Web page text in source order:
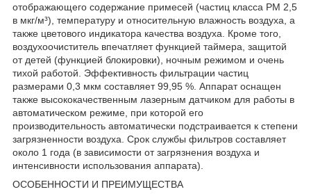
отображающего содержание примесей (частиц класса PM 2,5
в мкг/м³), температуру и относительную влажность воздуха, а
также цветового индикатора качества воздуха. Кроме того,
воздухоочиститель впечатляет функцией таймера, защитой
от детей (функцией блокировки), ночным режимом и очень
тихой работой. Эффективность фильтрации частиц
размерами 0,3 мкм составляет 99,95 %. Аппарат оснащен
также высококачественным лазерным датчиком для работы в
автоматическом режиме, при которой его
производительность автоматически подстраивается к степени
загрязненности воздуха. Срок службы фильтров составляет
около 1 года (в зависимости от загрязнения воздуха и
интенсивности использования аппарата).
ОСОБЕННОСТИ И ПРЕИМУЩЕСТВА